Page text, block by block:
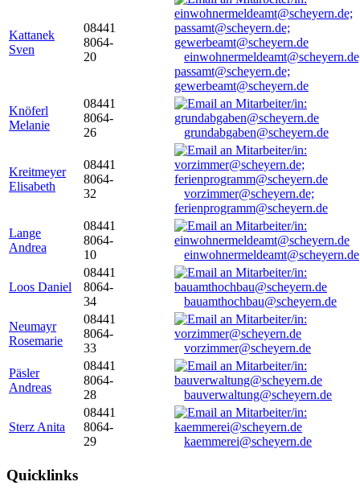
Kattanek
Sven
08441
8064-
20
passamt@scheyern.de;
gewerbeamt@scheyern.de
Knöferl
Melanie
08441
8064-
26
grundabgaben@scheyern.de
Kreitmeyer
Elisabeth
08441
8064-
32
vorzimmer@scheyern.de;
ferienprogramm@scheyern.de
Lange
Andrea
08441
8064-
10
einwohnermeldeamt@scheyern.de
Loos Daniel
08441
8064-
34
bauamthochbau@scheyern.de
Neumayr
Rosemarie
08441
8064-
33
vorzimmer@scheyern.de
Päsler
Andreas
08441
8064-
28
bauverwaltung@scheyern.de
Sterz Anita
08441
8064-
29
kaemmerei@scheyern.de
Quicklinks